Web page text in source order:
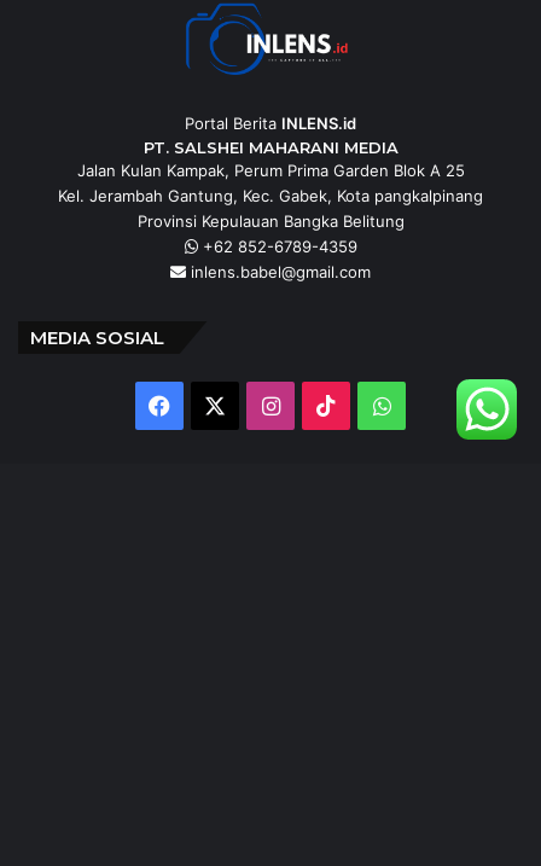
Portal Berita INLENS.id
PT. SALSHEI MAHARANI MEDIA
Jalan Kulan Kampak, Perum Prima Garden Blok A 25
Kel. Jerambah Gantung, Kec. Gabek, Kota pangkalpinang
Provinsi Kepulauan Bangka Belitung
+62 852-6789-4359
inlens.babel@gmail.com
MEDIA SOSIAL
Facebook Instagram
TikTokWhatsApp